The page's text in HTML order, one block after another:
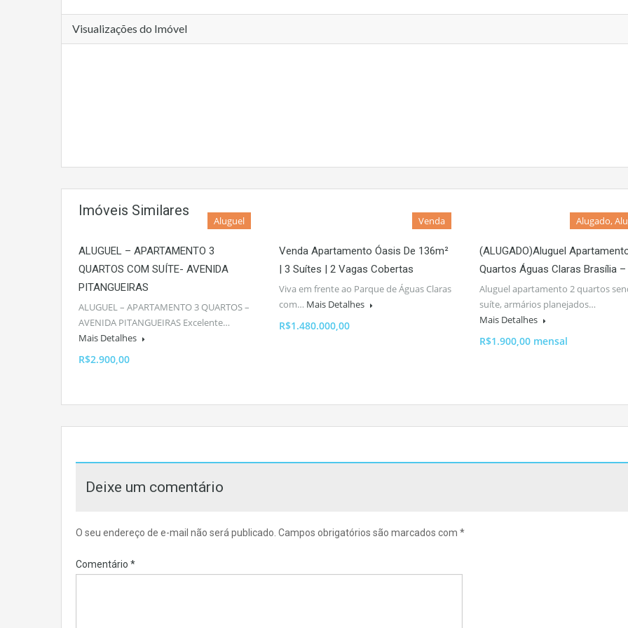
Visualizações do Imóvel
Imóveis Similares
Aluguel
ALUGUEL – APARTAMENTO 3
QUARTOS COM SUÍTE- AVENIDA
PITANGUEIRAS
ALUGUEL – APARTAMENTO 3 QUARTOS –
AVENIDA PITANGUEIRAS Excelente…
Mais Detalhes
R$2.900,00
Venda
Venda Apartamento Óasis De 136m²
| 3 Suítes | 2 Vagas Cobertas
Viva em frente ao Parque de Águas Claras
com… Mais Detalhes
R$1.480.000,00
Alugado,
(ALUGADO)Aluguel
Quartos Águas Claras Brasília –
Aluguel apartamento 2 quartos
suíte, armários planejados…
Mais Detalhes
R$1.900,00 mensal
Deixe um comentário
O seu endereço de e-mail não será publicado. Campos obrigatórios são marcados com *
Comentário *